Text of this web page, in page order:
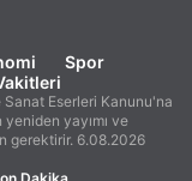
Spor
Sanat Eserleri Kanunu'na
yayımı ve
gerektirir. 6.08.2026